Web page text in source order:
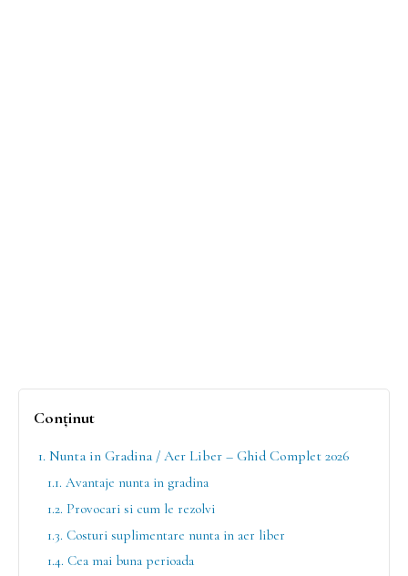
Conținut
1. Nunta in Gradina / Aer Liber – Ghid Complet 2026
1.1. Avantaje nunta in gradina
1.2. Provocari si cum le rezolvi
1.3. Costuri suplimentare nunta in aer liber
1.4. Cea mai buna perioada